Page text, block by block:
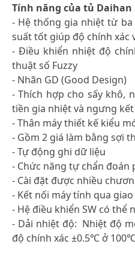
Tính năng của tủ Daihan
- Hệ thống gia nhiệt từ
suất tốt giúp độ chính xác
- Điều khiển nhiệt độ
thuật số Fuzzy
- Nhãn GD (Good Design)
- Thích hợp cho sấy khô,
tiền gia nhiệt và ngưng kết
- Thân máy thiết kế kiểu
- Gồm 2 giá làm bằng sợi
- Tự động ghi dữ liệu
- Chức năng tự chẩn đoán
- Cài đặt được nhiều
- Kết nối máy tính qua giao
- Hệ điều khiển SW có thể
- Dải nhiệt độ: Nhiệt độ
độ chính xác ±0.5℃ ở